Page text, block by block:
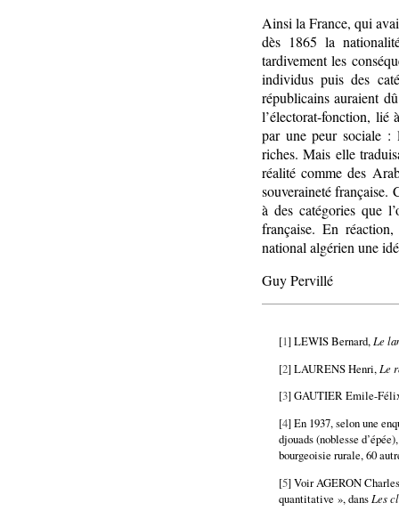
Ainsi la France, qui
dès 1865 la
tardivement les
individus puis des
républicains auraient
l’électorat-fonction, lié
par une peur sociale :
riches. Mais elle
réalité comme des
souveraineté française.
à des catégories que
française. En
national algérien une
Guy Pervillé
[1] LEWIS Bernard,Le
[2] LAURENS Henri, Le
[3] GAUTIER Emile-
[4] En 1937, selon une
djouads (noblesse
bourgeoisie rurale, 60
[5] Voir AGERON
quantitative », dansLes